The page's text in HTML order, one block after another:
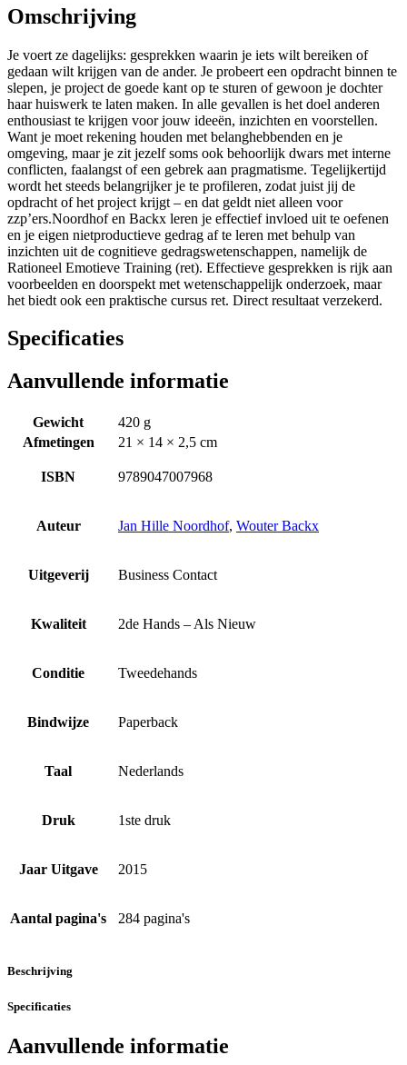
Omschrijving
Je voert ze dagelijks: gesprekken waarin je iets wilt bereiken of
gedaan wilt krijgen van de ander. Je probeert een opdracht binnen te
slepen, je project de goede kant op te sturen of gewoon je dochter
haar huiswerk te laten maken. In alle gevallen is het doel anderen
enthousiast te krijgen voor jouw ideeën, inzichten en voorstellen.
Want je moet rekening houden met belanghebbenden en je
omgeving, maar je zit jezelf soms ook behoorlijk dwars met interne
conflicten, faalangst of een gebrek aan pragmatisme. Tegelijkertijd
wordt het steeds belangrijker je te profileren, zodat juist jij de
opdracht of het project krijgt – en dat geldt niet alleen voor
zzp’ers.Noordhof en Backx leren je effectief invloed uit te oefenen
en je eigen nietproductieve gedrag af te leren met behulp van
inzichten uit de cognitieve gedragswetenschappen, namelijk de
Rationeel Emotieve Training (ret). Effectieve gesprekken is rijk aan
voorbeelden en doorspekt met wetenschappelijk onderzoek, maar
het biedt ook een praktische cursus ret. Direct resultaat verzekerd.
Specificaties
Aanvullende informatie
Gewicht
420 g
Afmetingen
21 × 14 × 2,5 cm
ISBN 9789047007968
Auteur Jan Hille Noordhof, Wouter Backx
Uitgeverij Business Contact
Kwaliteit 2de Hands – Als Nieuw
Conditie Tweedehands
Bindwijze Paperback
Taal Nederlands
Druk 1ste druk
Jaar Uitgave 2015
Aantal pagina's 284 pagina's
Beschrijving
Specificaties
Aanvullende informatie